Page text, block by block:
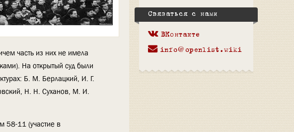
часть из них не имела
На открытый суд были
Б. М. Берлацкий, И. Г.
Н. Н. Суханов, М. И.
58-11 (участие в
Связаться с нами
ВКонтакте
info@openlist.wiki